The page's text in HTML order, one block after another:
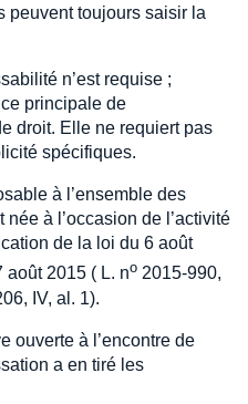
peuvent toujours saisir la
n’est requise ;
principale de
droit. Elle ne requiert pas
spécifiques.
à l’ensemble des
à l’occasion de l’activité
de la loi du 6 août
août 2015 ( L. no 2015-990,
IV, al. 1).
ouverte à l’encontre de
a en tiré les